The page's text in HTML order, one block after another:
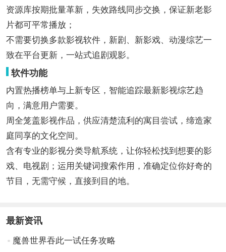
资源库按期批量革新，失效路线同步交换，保证新老影
片都可平常播放；
不需要切换多款影视软件，新剧、新影戏、动漫综艺一
致在平台更新，一站式追剧观影。
软件功能
内置热播榜单与上新专区，智能追踪最新影视综艺趋
向，满意用户需要。
周全笼盖影视作品，供应清楚流利的寓目尝试，缔造家
庭同享的文化空间。
含有专业的影视分类导航系统，让你轻松找到想要的影
戏、电视剧；运用关键词搜索作用，准确定位你好奇的
节目，无需守候，直接到目的地。
最新资讯
魔兽世界吞此一试任务攻略